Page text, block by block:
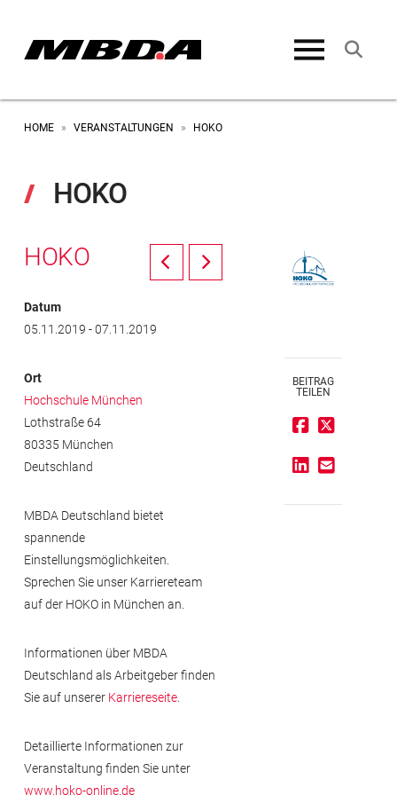
HOME » VERANSTALTUNGEN » HOKO
HOKO
HOKO Prev Next
Datum
05.11.2019 - 07.11.2019
Ort
Hochschule München
Lothstraße 64
80335 München
Deutschland
MBDA Deutschland bietet
spannende
Einstellungsmöglichkeiten.
Sprechen Sie unser Karriereteam
auf der HOKO in München an.
Informationen über MBDA
Deutschland als Arbeitgeber finden
Sie auf unserer Karriereseite.
Detaillierte Informationen zur
Veranstaltung finden Sie unter
www.hoko-online.de
BEITRAG
TEILEN
Impressum